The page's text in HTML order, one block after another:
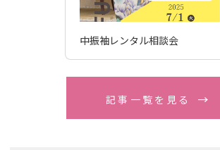
中振袖レンタル相談会
記事一覧を見る